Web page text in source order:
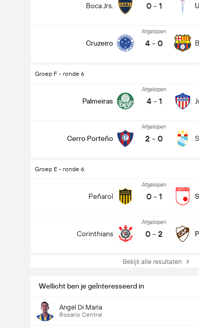
Boca Jrs. 0 - 1
Cruzeiro
Afgelopen
4 - 0
Groep F - ronde 6
Palmeiras
Afgelopen
4 - 1
Cerro Porteño
Afgelopen
2 - 0
Groep E - ronde 6
Peñarol
Afgelopen
0 - 1
Corinthians
Afgelopen
0 - 2
Bekijk alle resultaten
Wellicht ben je geïnteresseerd in
Angel Di Maria
Rosario Central